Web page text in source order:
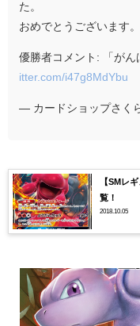
た。
おめでとうございます。
優勝者コメント: 「がん
itter.com/i47g8MdYbu
— カードショップさく
【SMレ
覧！
2018.10.05